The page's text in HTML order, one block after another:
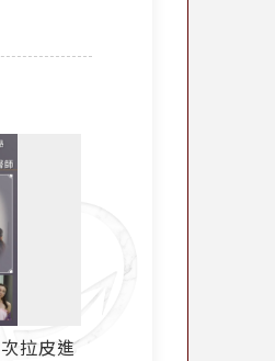
拉皮進